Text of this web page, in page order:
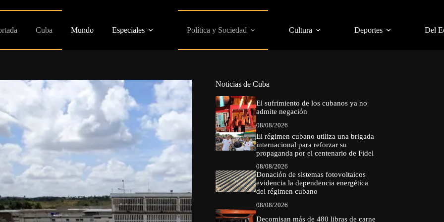
Cuba Mundo Especiales Política y Sociedad Cultura Deportes Del
Noticias de Cuba
El sufrimiento de los cubanos ya no
admite negación
08/08/2026
El régimen cubano utiliza una brigada
internacional para reforzar su
propaganda por el centenario de Fidel
08/08/2026
Donación de sistemas fotovoltaicos
evidencia la dependencia energética
del régimen cubano
08/08/2026
Decomisan más de 480 libras de carne